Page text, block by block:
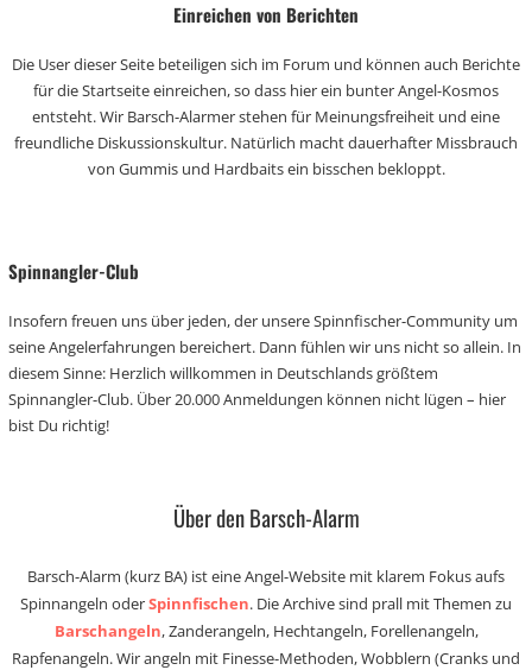
Einreichen von Berichten
Die User dieser Seite beteiligen sich im Forum und können auch Berichte
für die Startseite einreichen, so dass hier ein bunter Angel-Kosmos
entsteht. Wir Barsch-Alarmer stehen für Meinungsfreiheit und eine
freundliche Diskussionskultur. Natürlich macht dauerhafter Missbrauch
von Gummis und Hardbaits ein bisschen bekloppt.
Spinnangler-Club
Insofern freuen uns über jeden, der unsere Spinnfischer-Community um
seine Angelerfahrungen bereichert. Dann fühlen wir uns nicht so allein. In
diesem Sinne: Herzlich willkommen in Deutschlands größtem
Spinnangler-Club. Über 20.000 Anmeldungen können nicht lügen – hier
bist Du richtig!
Über den Barsch-Alarm
Barsch-Alarm (kurz BA) ist eine Angel-Website mit klarem Fokus aufs
Spinnangeln oderSpinnfischen. Die Archive sind prall mit Themen zu
Barschangeln, Zanderangeln, Hechtangeln, Forellenangeln,
Rapfenangeln. Wir angeln mit Finesse-Methoden, Wobblern (Cranks und